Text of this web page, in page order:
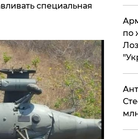
специальная
по